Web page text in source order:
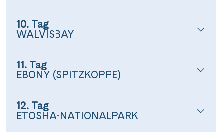
10. Tag
WALVISBAY
11. Tag
EBONY (SPITZKOPPE)
12. Tag
ETOSHA-NATIONALPARK